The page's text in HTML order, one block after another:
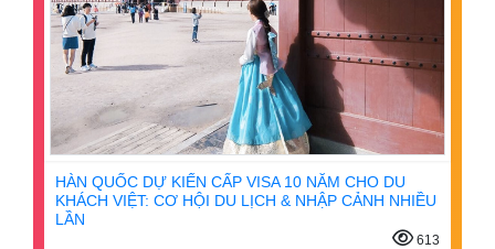
HÀN QUỐC DỰ KIẾN CẤP VISA 10 NĂM CHO DU
KHÁCH VIỆT: CƠ HỘI DU LỊCH & NHẬP CẢNH NHIỀU
LẦN
613